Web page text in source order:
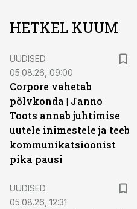
HETKEL KUUM
UUDISED
05.08.26, 09:00
Corpore vahetab
põlvkonda | Janno
Toots annab juhtimise
uutele inimestele ja teeb
kommunikatsioonist
pika pausi
UUDISED
05.08.26, 12:31